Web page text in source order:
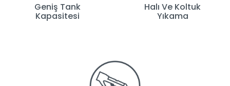
Geniş Tank
Kapasitesi
Halı Ve Koltuk
Yıkama